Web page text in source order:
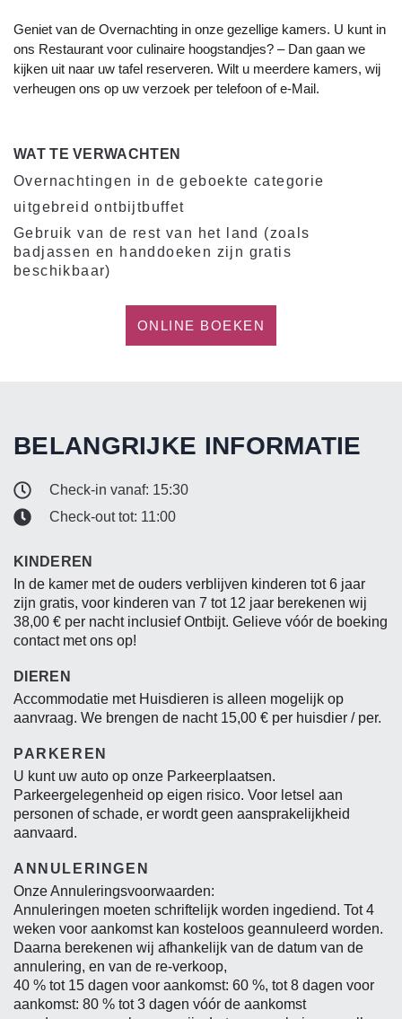
Geniet van de Overnachting in onze gezellige kamers. U kunt in
ons Restaurant voor culinaire hoogstandjes? – Dan gaan we
kijken uit naar uw tafel reserveren. Wilt u meerdere kamers, wij
verheugen ons op uw verzoek per telefoon of e-Mail.
WAT TE VERWACHTEN
Overnachtingen in de geboekte categorie
uitgebreid ontbijtbuffet
Gebruik van de rest van het land (zoals
badjassen en handdoeken zijn gratis
beschikbaar)
ONLINE BOEKEN
BELANGRIJKE INFORMATIE
Check-in vanaf: 15:30
Check-out tot: 11:00
KINDEREN
In de kamer met de ouders verblijven kinderen tot 6 jaar
zijn gratis, voor kinderen van 7 tot 12 jaar berekenen wij
38,00 € per nacht inclusief Ontbijt. Gelieve vóór de boeking
contact met ons op!
DIEREN
Accommodatie met Huisdieren is alleen mogelijk op
aanvraag. We brengen de nacht 15,00 € per huisdier / per.
PARKEREN
U kunt uw auto op onze Parkeerplaatsen.
Parkeergelegenheid op eigen risico. Voor letsel aan
personen of schade, er wordt geen aansprakelijkheid
aanvaard.
ANNULERINGEN
Onze Annuleringsvoorwaarden:
Annuleringen moeten schriftelijk worden ingediend. Tot 4
weken voor aankomst kan kosteloos geannuleerd worden.
Daarna berekenen wij afhankelijk van de datum van de
annulering, en van de re-verkoop,
40 % tot 15 dagen voor aankomst: 60 %, tot 8 dagen voor
aankomst: 80 % tot 3 dagen vóór de aankomst